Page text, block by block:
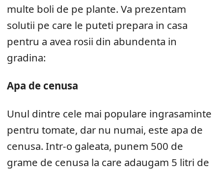
multe boli de pe plante. Va prezentam
solutii pe care le puteti prepara in casa
pentru a avea rosii din abundenta in
gradina:
Apa de cenusa
Unul dintre cele mai populare ingrasaminte
pentru tomate, dar nu numai, este apa de
cenusa. Intr-o galeata, punem 500 de
grame de cenusa la care adaugam 5 litri de